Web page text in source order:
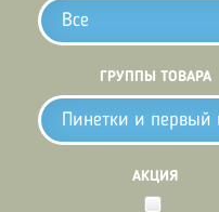
Все
ГРУППЫ ТОВАРА
Пинетки и первый
АКЦИЯ